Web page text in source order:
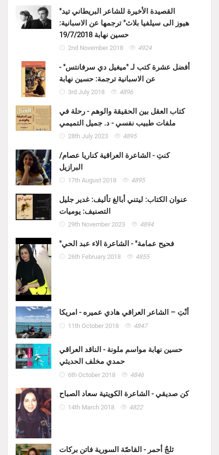
"القصيدة الأخيرة للشاعر البريطاني تيد
هيوز الى سيلفيا بلاث" ترجمها عن الاسبانية:
حسين نهابة 19/7/2018
2nd November 2018 4924
أفضل عشرة كتب لـ "ميغيل دي سرفانتس" -
عن الاسبانية ترجمة: حسين نهابة
3rd July 2018 4896
كتاب العقل بين الحقيقة والوهم - رحلة في
ملفات طبيب نفسي - د. جميل التميمي
28th July 2023 4895
كنتِ - الشاعرة العراقية كناريا عصام/
البرازيل
17th August 2018 4895
عنوان الكتاب: ليتني أبالغ تأليف: غدير جليل
التصنيف: يوميات
29th November 2023 4894
"فحيح عمامة" - الشاعرة الاء عبد الحي
26th February 2018 4855
أنْتِ – الشاعر العراقي هادي عميره - امريكا
11th October 2018 4847
حسين نهابة مواسم ملونة - الناقد العراقي
حمدي مخلف الحديثي
6th October 2018 4846
كن صديقي - الشاعرة الكويتية سعاد الصباح
14th March 2018 4822
ثلجٌ أحمر - القاصّة السورية فاتن بركات